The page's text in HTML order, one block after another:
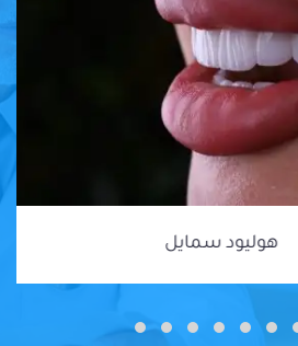
هوليود سمايل